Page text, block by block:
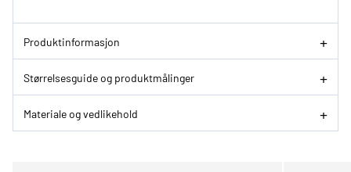
Produktinformasjon
Størrelsesguide og produktmålinger
Materiale og vedlikehold